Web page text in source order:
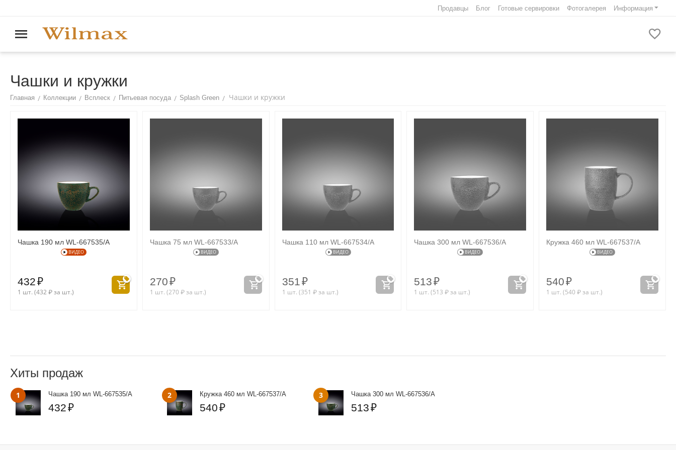
Продавцы Блог Готовые сервировки Фотогалерея Информация
Чашки и кружки
Главная / Коллекции / Всплеск / Питьевая посуда / Splash Green / Чашки и кружки
Чашка 190 мл WL‑667535/A
ВИДЕО
432₽
1 шт. (432 ₽за шт.)
Чашка 75 мл WL‑667533/A
ВИДЕО
270₽
1 шт. (270 ₽за шт.)
Чашка 110 мл WL‑667534/A
ВИДЕО
351₽
1 шт. (351 ₽за шт.)
Чашка 300 мл WL‑667536/A
ВИДЕО
513₽
1 шт. (513 ₽за шт.)
Кружка 460 мл WL‑667537/A
ВИДЕО
540₽
1 шт. (540 ₽за шт.)
Хиты продаж
1 Чашка 190 мл WL‑667535/A
432₽
2 Кружка 460 мл WL‑667537/A
540₽
3 Чашка 300 мл WL‑667536/A
513₽